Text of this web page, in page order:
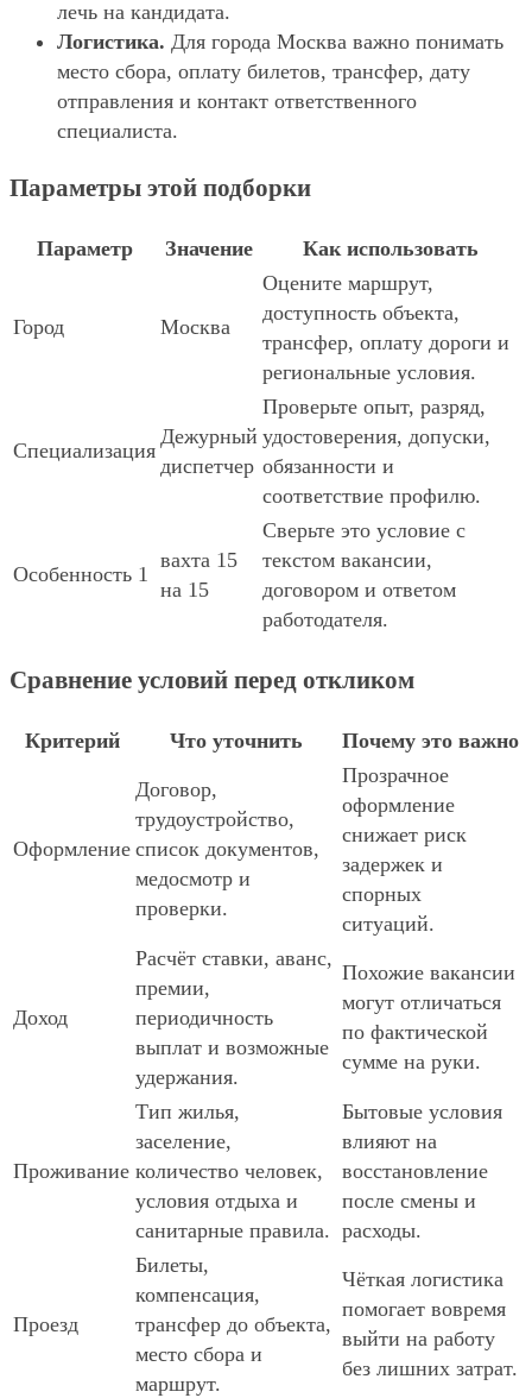
лечь на кандидата.
Логистика. Для города Москва важно понимать
место сбора, оплату билетов, трансфер, дату
отправления и контакт ответственного
специалиста.
Параметры этой подборки
Параметр Значение Как использовать
Город Москва
Оцените маршрут,
доступность объекта,
трансфер, оплату дороги и
региональные условия.
Специализация
Дежурный
диспетчер
Проверьте опыт, разряд,
удостоверения, допуски,
обязанности и
соответствие профилю.
Особенность 1
вахта 15
на 15
Сверьте это условие с
текстом вакансии,
договором и ответом
работодателя.
Сравнение условий перед откликом
Критерий Что уточнить Почему это важно
Оформление
Договор,
трудоустройство,
список документов,
медосмотр и
проверки.
Прозрачное
оформление
снижает риск
задержек и
спорных
ситуаций.
Доход
Расчёт ставки, аванс,
премии,
периодичность
выплат и возможные
удержания.
Похожие вакансии
могут отличаться
по фактической
сумме на руки.
Проживание
Тип жилья,
заселение,
количество человек,
условия отдыха и
санитарные правила.
Бытовые условия
влияют на
восстановление
после смены и
расходы.
Проезд
Билеты,
компенсация,
трансфер до объекта,
место сбора и
маршрут.
Чёткая логистика
помогает вовремя
выйти на работу
без лишних затрат.